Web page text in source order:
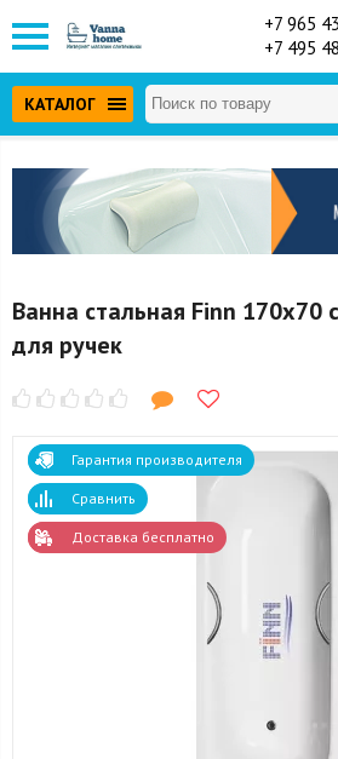
+7 965
+7 495
КАТАЛОГ
Ванна стальная Finn 170x70
для ручек
Гарантия производителя
Сравнить
Доставка бесплатно